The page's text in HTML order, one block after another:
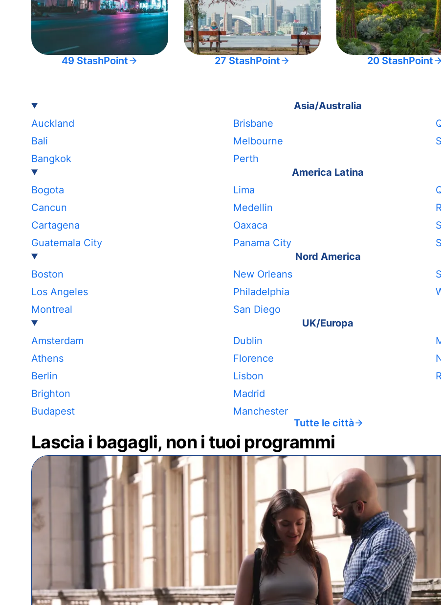
49 StashPoint 27 StashPoint 20 StashPoint
Asia/Australia
Auckland
Bali
Bangkok
Brisbane
Melbourne
Perth
America Latina
Bogota
Cancun
Cartagena
Guatemala City
Lima
Medellin
Oaxaca
Panama City
Nord America
Boston
Los Angeles
Montreal
New Orleans
Philadelphia
San Diego
UK/Europa
Amsterdam
Athens
Berlin
Brighton
Budapest
Dublin
Florence
Lisbon
Madrid
Manchester
Tutte le città
Lascia i bagagli, non i tuoi programmi